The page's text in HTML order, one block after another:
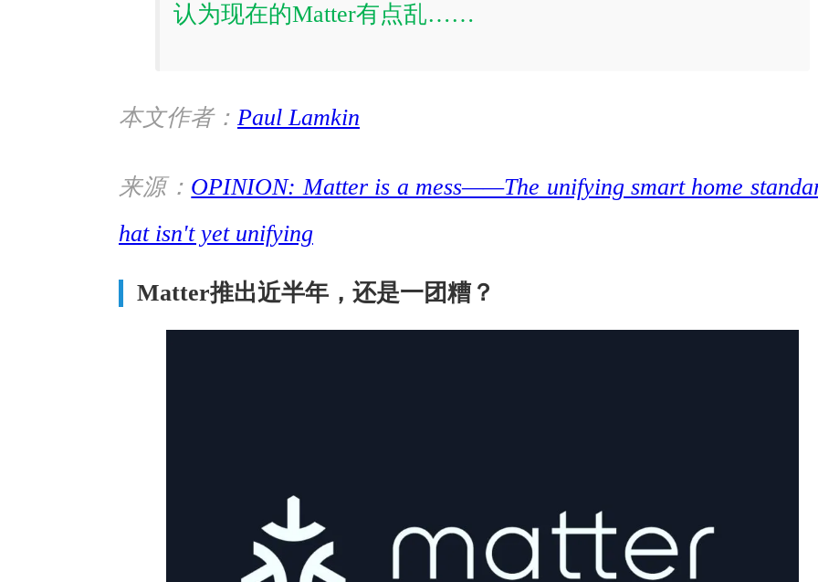
认为现在的Matter有点乱……
本文作者： Paul Lamkin
来源： OPINION: Matter is a mess——The unifying smart home
hat isn't yet unifying
Matter推出近半年，还是一团糟？